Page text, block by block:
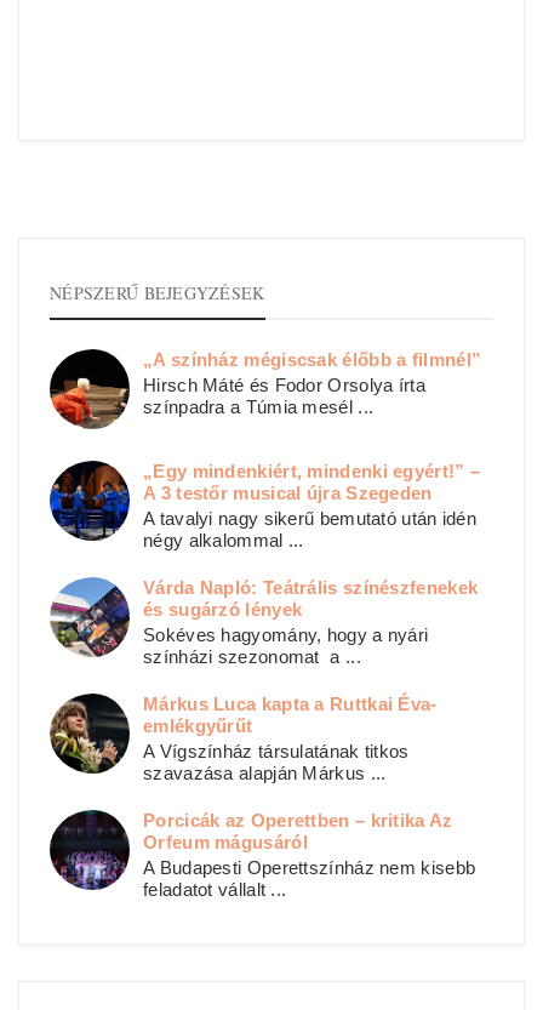
NÉPSZERŰ BEJEGYZÉSEK
„A színház mégiscsak élőbb a filmnél”
Hirsch Máté és Fodor Orsolya írta
színpadra a Túmia mesél ...
„Egy mindenkiért, mindenki egyért!” –
A 3 testőr musical újra Szegeden
A tavalyi nagy sikerű bemutató után idén
négy alkalommal ...
Várda Napló: Teátrális színészfenekek
és sugárzó lények
Sokéves hagyomány, hogy a nyári
színházi szezonomat a ...
Márkus Luca kapta a Ruttkai Éva-
emlékgyűrűt
A Vígszínház társulatának titkos
szavazása alapján Márkus ...
Porcicák az Operettben – kritika Az
Orfeum mágusáról
A Budapesti Operettszínház nem kisebb
feladatot vállalt ...